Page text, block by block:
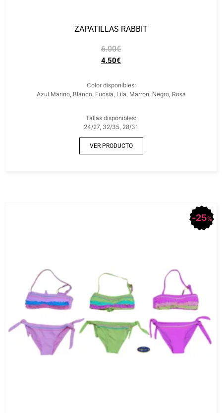
ZAPATILLAS RABBIT
6.00€
4.50€
Color disponibles:
Azul Marino, Blanco, Fucsia, Lila, Marron, Negro, Rosa
Tallas disponibles:
24/27, 32/35, 28/31
VER PRODUCTO
25%